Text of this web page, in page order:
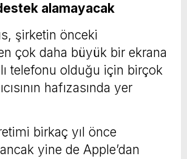
alamayacak
şirketin önceki
çok daha büyük bir ekrana
telefonu olduğu için birçok
hafızasında yer
birkaç yıl önce
yine de Apple’dan